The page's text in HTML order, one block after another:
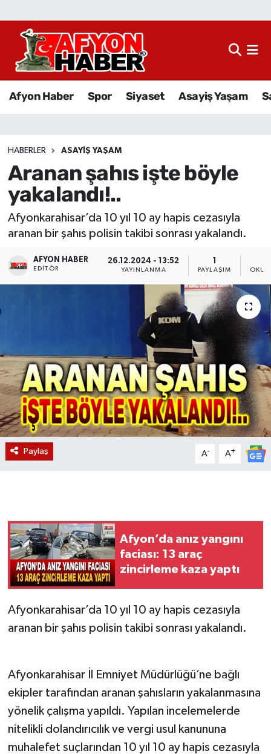
Afyon Haber Spor Siyaset Asayiş Yaşam
HABERLER ASAYIŞ YAŞAM
Aranan şahıs işte böyle
yakalandı!..
Afyonkarahisar’da 10 yıl 10 ay hapis cezasıyla
aranan bir şahıs polisin takibi sonrası yakalandı.
AFYON HABER
EDITÖR
26.12.2024 - 13:52
YAYINLANMA PAYLAŞIM
Paylaş A- A+
Afyon’da anız yangını
faciası: 13 araç
zincirleme kaza yaptı
Afyonkarahisar’da 10 yıl 10 ay hapis cezasıyla
aranan bir şahıs polisin takibi sonrası yakalandı.
Afyonkarahisar İl Emniyet Müdürlüğü’ne bağlı
ekipler tarafından aranan şahısların yakalanmasına
yönelik çalışma yapıldı. Yapılan incelemelerde
nitelikli dolandırıcılık ve vergi usul kanununa
muhalefet suçlarından 10 yıl 10 ay hapis cezasıyla
Afyon Haber
Sağlık
Eğitim
Sivil Toplum
Ekonomi